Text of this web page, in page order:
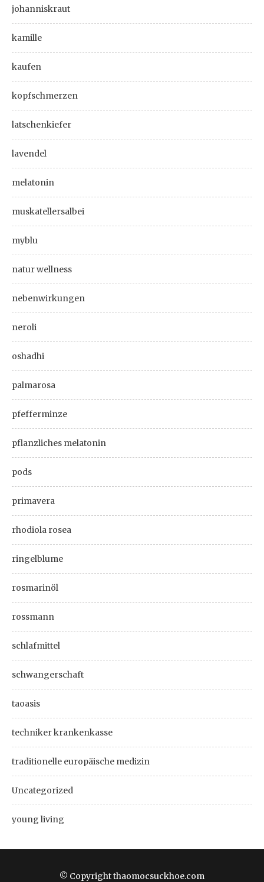
johanniskraut
kamille
kaufen
kopfschmerzen
latschenkiefer
lavendel
melatonin
muskatellersalbei
myblu
natur wellness
nebenwirkungen
neroli
oshadhi
palmarosa
pfefferminze
pflanzliches melatonin
pods
primavera
rhodiola rosea
ringelblume
rosmarinöl
rossmann
schlafmittel
schwangerschaft
taoasis
techniker krankenkasse
traditionelle europäische medizin
Uncategorized
young living
© Copyright thaomocsuckhoe.com